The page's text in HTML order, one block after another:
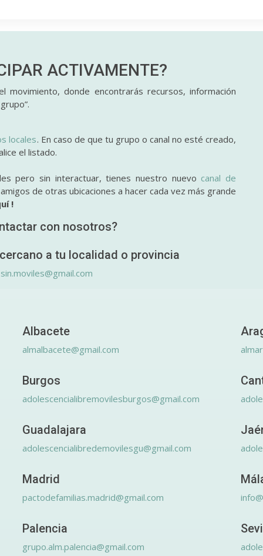
ACTIVAMENTE?
donde encontrarás recursos, información
locales. En caso de que tu grupo o canal no esté creado,
el listado.
pero sin interactuar, tienes nuestro nuevo canal de
de otras ubicaciones a hacer cada vez más grande
!
con nosotros?
a tu localidad o provincia
Albacete
almalbacete@gmail.com
Burgos
adolescencialibremovilesburgos@gmail.com
Guadalajara
adolescencialibredemovilesgu@gmail.com
Madrid
pactodefamilias.madrid@gmail.com
Palencia
grupo.alm.palencia@gmail.com